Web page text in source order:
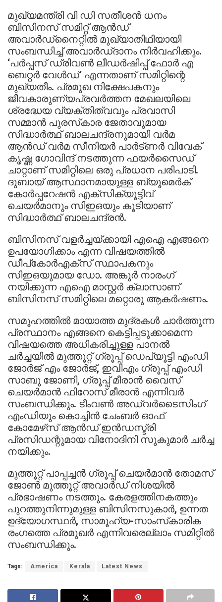
മുഖ്യമന്ത്രി വി ഡി സതീശന്‍ ധനം
ബിസിനസ് സമിറ്റ് ആന്‍ഡ്
അവാര്‍ഡ്‌നൈറ്റില്‍ മുഖ്യാതിഥിയായി
സംബന്ധിച്ച് അവാര്‍ഡ്ദാനം നിര്‍വഹിക്കും.
‘പര്‍പ്പസ് ഡ്രിവണ്‍ ലീഡര്‍ഷിപ്പ് ഫോര്‍ എ
ബെറ്റര്‍ വേള്‍ഡ്’ എന്നതാണ് സമിറ്റിന്റെ
മുഖ്യതീം. പ്രമുഖ നിക്ഷേപകനും
ജീവകാരുണ്യപ്രവര്‍ത്തന മേഖലയിലെ
ശ്രദ്ധേയ വ്യക്തിത്വവും പ്രവാസി
സമ്മാന്‍ പുരസ്‌കാര ജേതാവുമായ
സിദ്ധാര്‍ത്ഥ് ബാലചന്ദ്രനുമായി വര്‍മ
ആന്‍ഡ് വര്‍മ സീനിയര്‍ പാര്‍ട്ണര്‍ വിവേക്
കൃഷ്ണ ഗോവിന്ദ് നടത്തുന്ന ഫയര്‍സൈഡ്
ചാറ്റാണ് സമിറ്റിലെ ഒരു പ്രധാന പരിപാടി.
ദുബായ് ആസ്ഥാനമായുള്ള ബ്യൂമെര്‍ക്
കോര്‍പ്പറേഷന്‍ എക്‌സിക്യൂട്ടിവ്
ചെയര്‍മാനും സിഇഒയും കൂടിയാണ്
സിദ്ധാര്‍ത്ഥ് ബാലചന്ദ്രന്‍.
ബിസിനസ് വളര്‍ച്ചയ്ക്കായി എഐ എങ്ങനെ
ഉപയോഗിക്കാം എന്ന വിഷയത്തില്‍
ഡീപ്‌കോര്‍എക്‌സ് സ്ഥാപകനും
സിഇഒയുമായ ഡോ. അങ്കുര്‍ നാരംഗ്
നയിക്കുന്ന എഐ മാസ്റ്റര്‍ ക്ലാസാണ്
ബിസിനസ് സമിറ്റിലെ മറ്റൊരു ആകര്‍ഷണം.
സമൂഹത്തില്‍ മായാത്ത മുദ്രകള്‍ ചാര്‍ത്തുന്ന
പ്രസ്ഥാനം എങ്ങനെ കെട്ടിപ്പടുക്കാമെന്ന
വിഷയത്തെ അധികരിച്ചുള്ള പാനല്‍
ചര്‍ച്ചയില്‍ മുത്തൂറ്റ് ഗ്രൂപ്പ് ഡെപ്യൂട്ടി എംഡി
ജോര്‍ജ് എം ജോര്‍ജ്, ഇവിഎം ഗ്രൂപ്പ് എംഡി
സാബു ജോണി, ഗ്രൂപ്പ് മീരാന്‍ വൈസ്
ചെയര്‍മാന്‍ ഫിറോസ് മീരാന്‍ എന്നിവര്‍
സംബന്ധിക്കും. ടീംവണ്‍ അഡ്വര്‍ടൈസിംഗ്
എംഡിയും കൊച്ചിന്‍ ചേംബര്‍ ഓഫ്
കോമേഴ്‌സ് ആന്‍ഡ് ഇന്‍ഡസ്ട്രി
പ്രസിഡന്റുമായ വിനോദിനി സുകുമാര്‍ ചര്‍ച്ച
നയിക്കും.
മുത്തൂറ്റ് പാപ്പച്ചന്‍ ഗ്രൂപ്പ് ചെയര്‍മാന്‍ തോമസ്
ജോണ്‍ മുത്തൂറ്റ് അവാര്‍ഡ് നിശയില്‍
പ്രഭാഷണം നടത്തും. കേരളത്തിനകത്തും
പുറത്തുനിന്നുമുള്ള ബിസിനസുകാര്‍, ഉന്നത
ഉദ്യോഗസ്ഥര്‍, സാമൂഹ്യ-സാംസ്‌കാരിക
രംഗത്തെ പ്രമുഖര്‍ എന്നിവരെല്ലാം സമിറ്റില്‍
സംബന്ധിക്കും.
Tags: America Kerala Latest News